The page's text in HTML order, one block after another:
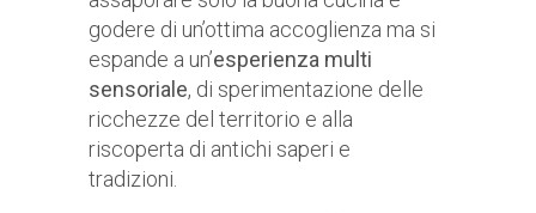
godere di un’ottima accoglienza ma si
espande a un’esperienza multi
sensoriale, di sperimentazione delle
ricchezze del territorio e alla
riscoperta di antichi saperi e
tradizioni.